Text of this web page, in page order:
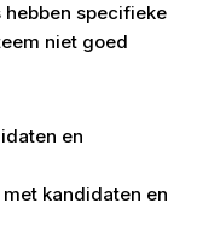
specifieke
niet goed
en
kandidaten en